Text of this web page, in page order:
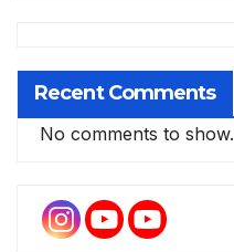
Recent Comments
No comments to show.